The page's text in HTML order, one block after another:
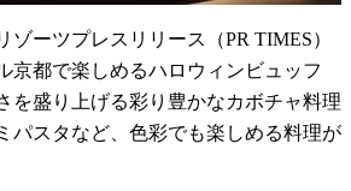
ゾーツプレスリリース（PR TIMES）
京都で楽しめるハロウィンビュッフ
を盛り上げる彩り豊かなカボチャ料理
パスタなど、色彩でも楽しめる料理が